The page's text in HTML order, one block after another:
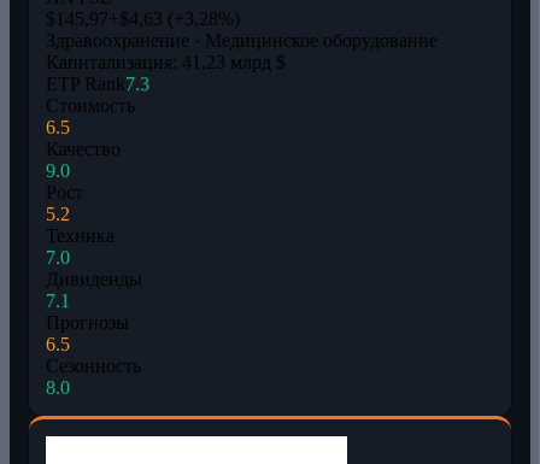
$145,97+$4,63 (+3,28%)
Здравоохранение · Медицинское оборудование
Капитализация: 41,23 млрд $
ETP Rank7.3
Стоимость
6.5
Качество
9.0
Рост
5.2
Техника
7.0
Дивиденды
7.1
Прогнозы
6.5
Сезонность
8.0